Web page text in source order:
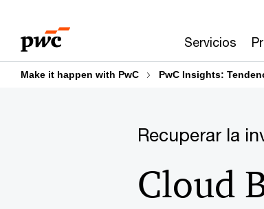
content
footer
Servicios
Make it happen with PwC PwC Insights:
Recuperar la
Cloud